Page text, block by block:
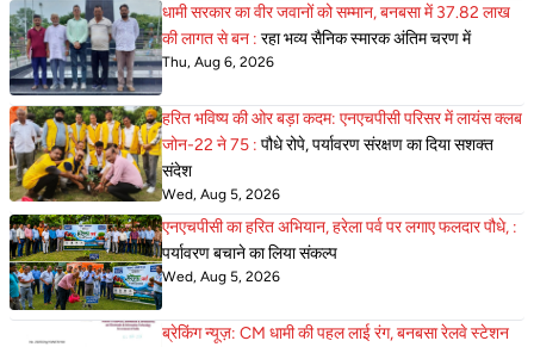
धामी सरकार का वीर जवानों को सम्मान, बनबसा में 37.82 लाख
की लागत से बन : रहा भव्य सैनिक स्मारक अंतिम चरण में
Thu, Aug 6, 2026
हरित भविष्य की ओर बड़ा कदम: एनएचपीसी परिसर में लायंस क्लब
जोन-22 ने 75 : पौधे रोपे, पर्यावरण संरक्षण का दिया सशक्त
संदेश
Wed, Aug 5, 2026
एनएचपीसी का हरित अभियान, हरेला पर्व पर लगाए फलदार पौधे, :
पर्यावरण बचाने का लिया संकल्प
Wed, Aug 5, 2026
ब्रेकिंग न्यूज़: CM धामी की पहल लाई रंग, बनबसा रेलवे स्टेशन